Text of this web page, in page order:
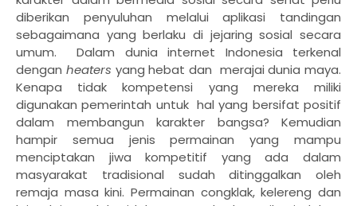
diberikan penyuluhan melalui aplikasi tandingan
sebagaimana yang berlaku di jejaring sosial secara
umum.
Dalam dunia internet Indonesia terkenal
dengan heaters yang hebat dan merajai dunia maya.
Kenapa tidak kompetensi yang mereka miliki
digunakan pemerintah untuk hal yang bersifat positif
dalam membangun karakter bangsa? Kemudian
hampir semua jenis permainan yang mampu
menciptakan jiwa kompetitif yang ada dalam
masyarakat tradisional sudah ditinggalkan oleh
remaja masa kini. Permainan congklak, kelereng dan